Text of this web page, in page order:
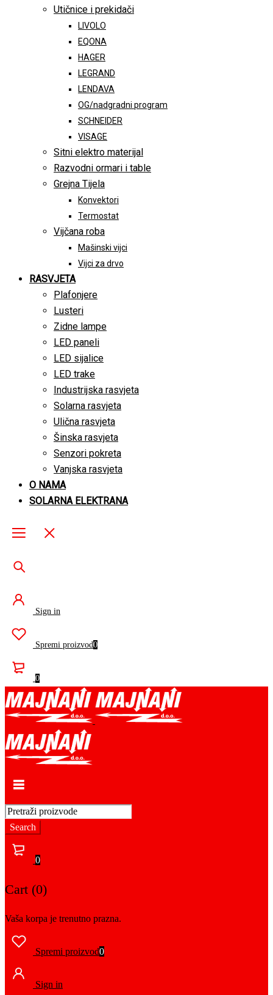
Utičnice i prekidači
LIVOLO
EQONA
HAGER
LEGRAND
LENDAVA
OG/nadgradni program
SCHNEIDER
VISAGE
Sitni elektro materijal
Razvodni ormari i table
Grejna Tijela
Konvektori
Termostat
Vijčana roba
Mašinski vijci
Vijci za drvo
RASVJETA
Plafonjere
Lusteri
Zidne lampe
LED paneli
LED sijalice
LED trake
Industrijska rasvjeta
Solarna rasvjeta
Ulična rasvjeta
Šinska rasvjeta
Senzori pokreta
Vanjska rasvjeta
O NAMA
SOLARNA ELEKTRANA
Sign in
Spremi proizvod0
0
0
Cart (0)
Vaša korpa je trenutno prazna.
Spremi proizvod0
Sign in